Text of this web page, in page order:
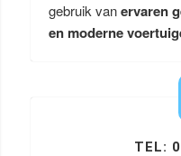
gebruik vanervaren
en moderne
TEL: